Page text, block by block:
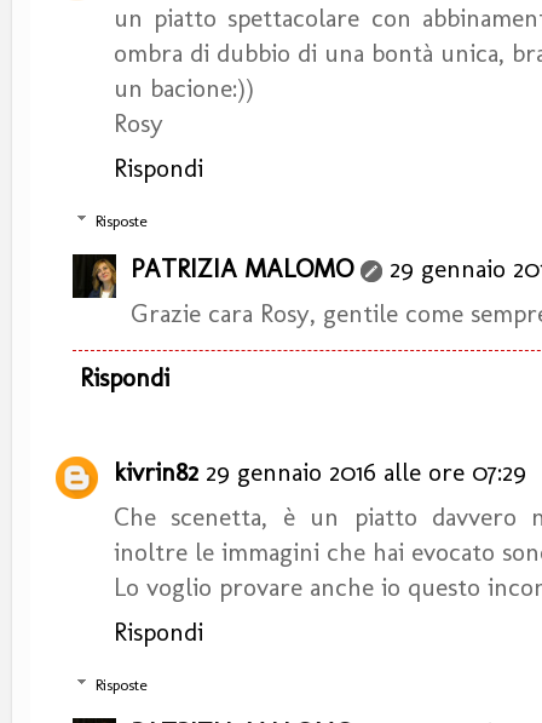
un piatto spettacolare con
ombra di dubbio di una bontà unica,
un bacione:))
Rosy
Rispondi
Risposte
PATRIZIA MALOMO
29 gennaio
Grazie cara Rosy, gentile come
Rispondi
kivrin82 29 gennaio 2016 alle ore 07:29
Che scenetta, è un piatto davvero
inoltre le immagini che hai evocato
Lo voglio provare anche io questo
Rispondi
Risposte